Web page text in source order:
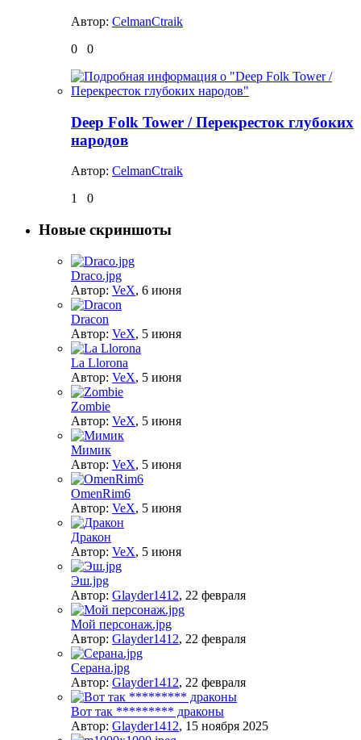
Автор: CelmanCtraik
0
0
Deep Folk Tower / Перекресток глубоких
народов
Автор: CelmanCtraik
1
0
Новые скриншоты
Draco.jpg
Автор: VeX, 6 июня
Dracon
Автор: VeX, 5 июня
La Llorona
Автор: VeX, 5 июня
Zombie
Автор: VeX, 5 июня
Мимик
Автор: VeX, 5 июня
OmenRim6
Автор: VeX, 5 июня
Дракон
Автор: VeX, 5 июня
Эш.jpg
Автор: Glayder1412, 22 февраля
Мой персонаж.jpg
Автор: Glayder1412, 22 февраля
Серана.jpg
Автор: Glayder1412, 22 февраля
Вот так ********* драконы
Автор: Glayder1412, 15 ноября 2025